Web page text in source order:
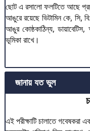
ছোট এ রসালো ফলটিতে আছে প্রচুর
আঙুরে রয়েছে ভিটামিন কে, সি,
আঙুর কোষ্ঠকাঠিন্য,
ভূমিকা রাখে।
জানায় যত ভুল
এই পরীক্ষাটি চালাতে গবেষকরা